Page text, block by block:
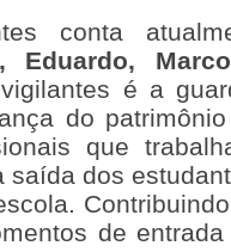
conta
Eduardo,
é a
do
que
saída dos
de